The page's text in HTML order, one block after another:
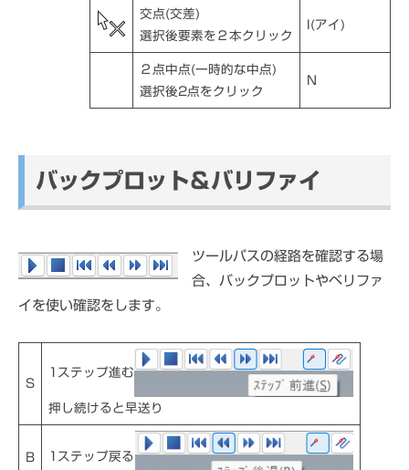
交点(交差)
選択後要素を２本クリック
I(アイ)
２点中点(一時的な中点)
選択後2点をクリック
N
バックプロット＆バリファイ
ツールパスの経路を確認する場
合、バックプロットやベリファ
イを使い確認をします。
S
1ステップ進む
押し続けると早送り
B 1ステップ戻る